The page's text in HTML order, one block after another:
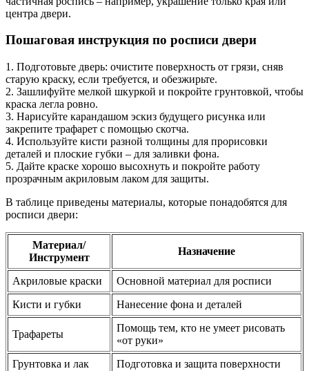
центра двери.
Пошаговая инструкция по росписи двери
1. Подготовьте дверь: очистите поверхность от грязи, сняв
старую краску, если требуется, и обезжирьте.
2. Зашлифуйте мелкой шкуркой и покройте грунтовкой, чтобы
краска легла ровно.
3. Нарисуйте карандашом эскиз будущего рисунка или
закрепите трафарет с помощью скотча.
4. Используйте кисти разной толщины для прорисовки
деталей и плоские губки – для заливки фона.
5. Дайте краске хорошо высохнуть и покройте работу
прозрачным акриловым лаком для защиты.
В таблице приведены материалы, которые понадобятся для
росписи двери:
Материал/
Инструмент
Назначение
Акриловые краски
Основной материал для росписи
Кисти и губки
Нанесение фона и деталей
Трафареты
Помощь тем, кто не умеет рисовать
«от руки»
Грунтовка и лак
Подготовка и защита поверхности